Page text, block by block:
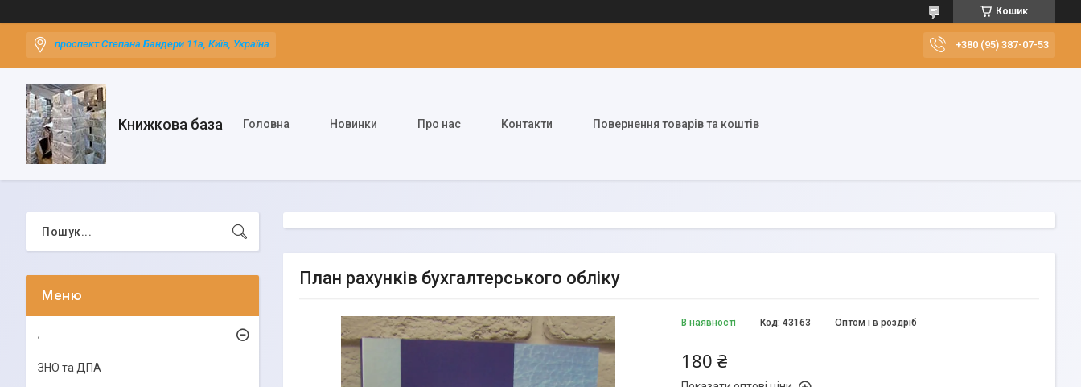
Кошик
проспект Степана Бандери 11а, Київ, Україна +380 (95) 387-07-53
Книжкова база Головна Новинки Про нас Контакти Повернення товарів та коштів
План рахунків бухгалтерського обліку
В наявності Оптом і в роздріб
Код: 43163
180 ₴
,
ЗНО та ДПА